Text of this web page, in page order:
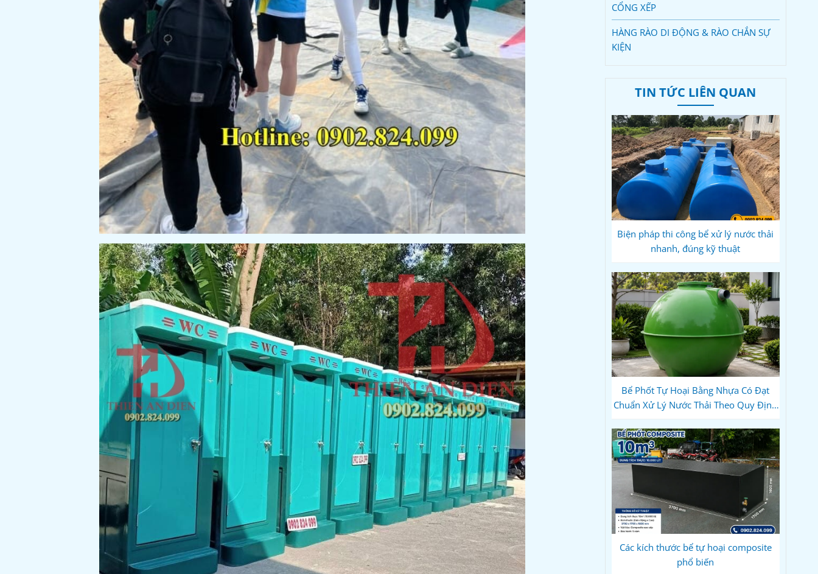
CỔNG XẾP
HÀNG RÀO DI ĐỘNG & RÀO CHẮN SỰ
KIỆN
TIN TỨC LIÊN QUAN
Biện pháp thi công bể xử lý nước thải
nhanh, đúng kỹ thuật
Bể Phốt Tự Hoại Bằng Nhựa Có Đạt
Chuẩn Xử Lý Nước Thải Theo Quy Định
Các kích thước bể tự hoại composite
phổ biến